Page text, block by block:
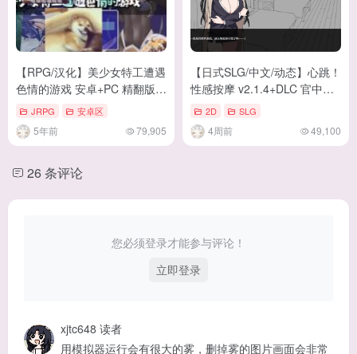
【RPG/汉化】美少女特工遭遇
色情的游戏 安卓+PC 精翻版
【1.4G/新作/全CV】
JRPG 安卓区
5年前 79,905
【日式SLG/中文/动态】心跳！
性感按摩 v2.1.4+DLC 官中正
式版【更新/1.17G】
2D SLG
4周前 49,100
26 条评论
您必须登录才能参与评论！
立即登录
xjtc648 读者
用模拟器运行会有很大的雾，删掉雾的图片画面会非常